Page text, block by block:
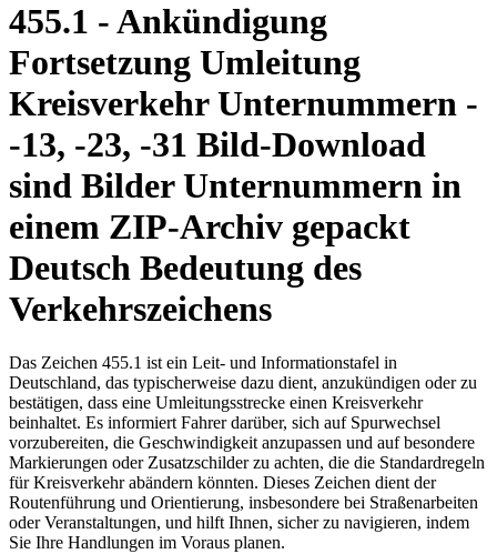
455.1 - Ankündigung
Fortsetzung Umleitung
Kreisverkehr Unternummern -
-13, -23, -31 Bild-Download
sind Bilder Unternummern in
einem ZIP-Archiv gepackt
Deutsch Bedeutung des
Verkehrszeichens
Das Zeichen 455.1 ist ein Leit- und Informationstafel in
Deutschland, das typischerweise dazu dient, anzukündigen oder zu
bestätigen, dass eine Umleitungsstrecke einen Kreisverkehr
beinhaltet. Es informiert Fahrer darüber, sich auf Spurwechsel
vorzubereiten, die Geschwindigkeit anzupassen und auf besondere
Markierungen oder Zusatzschilder zu achten, die die Standardregeln
für Kreisverkehr abändern könnten. Dieses Zeichen dient der
Routenführung und Orientierung, insbesondere bei Straßenarbeiten
oder Veranstaltungen, und hilft Ihnen, sicher zu navigieren, indem
Sie Ihre Handlungen im Voraus planen.